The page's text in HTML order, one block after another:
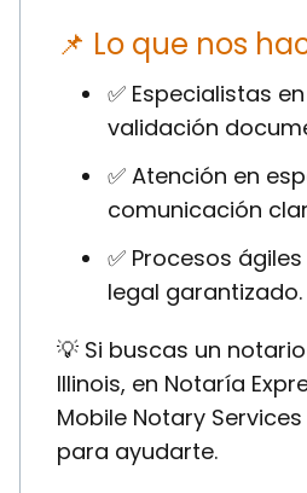
📌 Lo que nos
✅ Especialistas
validación
✅ Atención en
comunicación
✅ Procesos
legal garantizado.
💡 Si buscas un
Illinois, en Notaría
Mobile Notary
para ayudarte.